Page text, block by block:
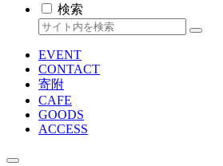
検索
EVENT
CONTACT
寄附
CAFE
GOODS
ACCESS